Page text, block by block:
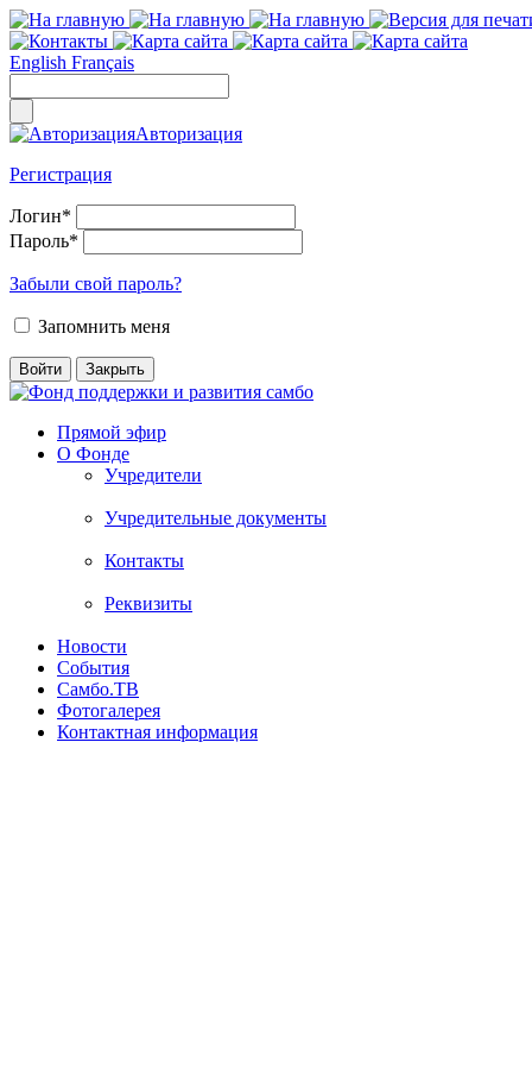
English Français
Авторизация
Регистрация
Логин*
Пароль*
Забыли свой пароль?
Запомнить меня
Прямой эфир
О Фонде
Учредители
Учредительные документы
Контакты
Реквизиты
Новости
События
Самбо.ТВ
Фотогалерея
Контактная информация